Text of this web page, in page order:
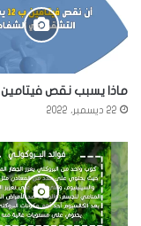
ماذا يسبب نقص فيتامين B12
22 ديسمبر، 2022